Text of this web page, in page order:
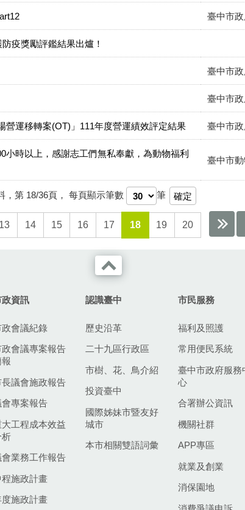
臺中市
疫獎勵評鑑結果出爐！
臺中市
臺中市
營運移轉案(OT)」111年度營運績效評定結果 臺中市
時以上，感謝志工們無私奉獻，為動物福利
臺中市
，第 18/36頁， 每頁顯示筆數 筆
13 14 15 16 17 18 19 20
政資訊
政會議紀錄
政會議專案報告
長議會施政報告
會專案報告
大工程成本效益
析
會業務工作報告
程施政計畫
度施政計畫
認識臺中
歷史沿革
二十九區行政區
市樹、花、鳥介紹
投資臺中
國際姊妹市暨友好
城市
本市相關雙語詞彙
市民服務
福利及照護
常用便民系統
臺中市政府服務
心
合署辦公資訊
機關社群
APP專區
就業及創業
消保園地